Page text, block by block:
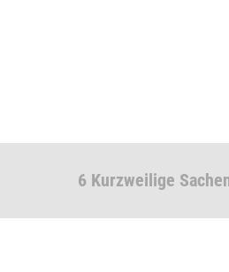
6 Kurzweilige